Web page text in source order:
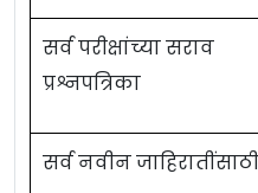
सर्व परीक्षांच्या सराव
प्रश्नपत्रिका
सर्व नवीन जाहिरातींसाठी